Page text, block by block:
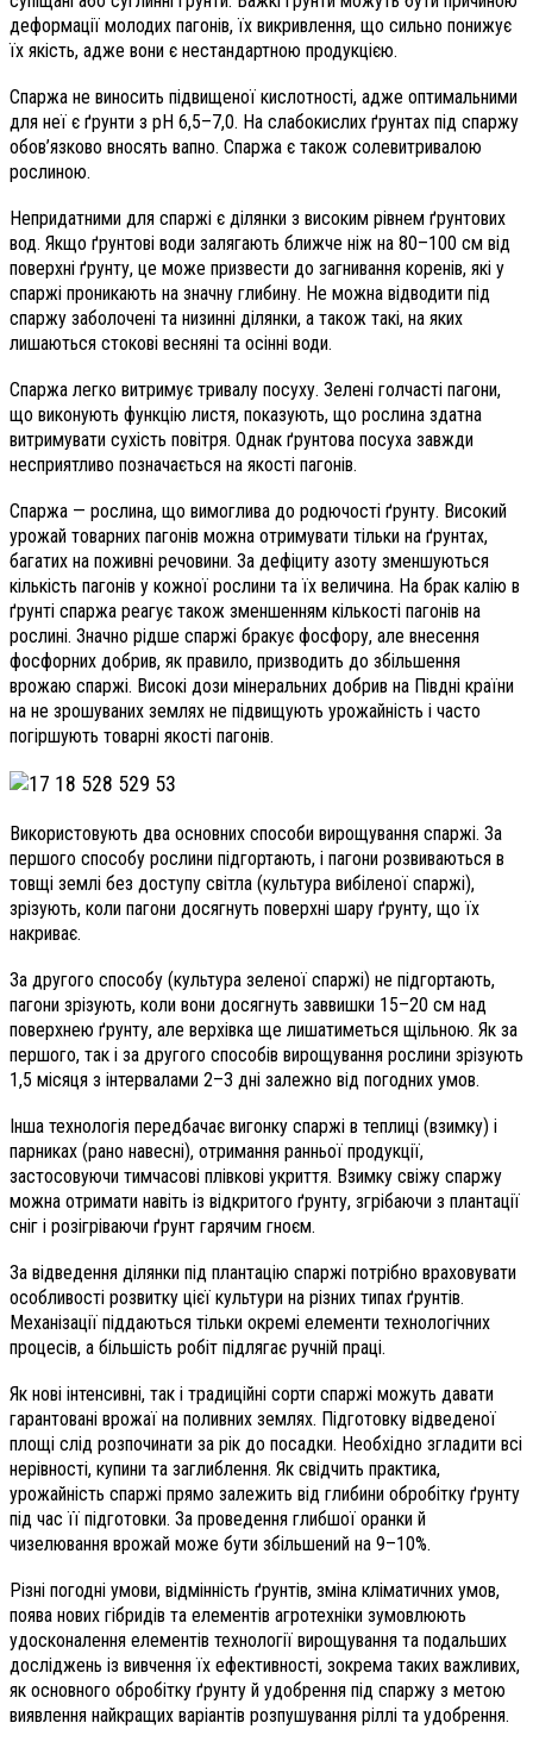
деформації молодих пагонів, їх викривлення, що сильно понижує
їх якість, адже вони є нестандартною продукцією.
Спаржа не виносить підвищеної кислотності, адже оптимальними
для неї є ґрунти з pH 6,5–7,0. На слабокислих ґрунтах під спаржу
обов’язково вносять вапно. Спаржа є також солевитривалою
рослиною.
Непридатними для спаржі є ділянки з високим рівнем ґрунтових
вод. Якщо ґрунтові води залягають ближче ніж на 80–100 см від
поверхні ґрунту, це може призвести до загнивання коренів, які у
спаржі проникають на значну глибину. Не можна відводити під
спаржу заболочені та низинні ділянки, а також такі, на яких
лишаються стокові весняні та осінні води.
Спаржа легко витримує тривалу посуху. Зелені голчасті пагони,
що виконують функцію листя, показують, що рослина здатна
витримувати сухість повітря. Однак ґрунтова посуха завжди
несприятливо позначається на якості пагонів.
Спаржа — рослина, що вимоглива до родючості ґрунту. Високий
урожай товарних пагонів можна отримувати тільки на ґрунтах,
багатих на поживні речовини. За дефіциту азоту зменшуються
кількість пагонів у кожної рослини та їх величина. На брак калію в
ґрунті спаржа реагує також зменшенням кількості пагонів на
рослині. Значно рідше спаржі бракує фосфору, але внесення
фосфорних добрив, як правило, призводить до збільшення
врожаю спаржі. Високі дози мінеральних добрив на Півдні країни
на не зрошуваних землях не підвищують урожайність і часто
погіршують товарні якості пагонів.
Використовують два основних способи вирощування спаржі. За
першого способу рослини підгортають, і пагони розвиваються в
товщі землі без доступу світла (культура вибіленої спаржі),
зрізують, коли пагони досягнуть поверхні шару ґрунту, що їх
накриває.
За другого способу (культура зеленої спаржі) не підгортають,
пагони зрізують, коли вони досягнуть заввишки 15–20 см над
поверхнею ґрунту, але верхівка ще лишатиметься щільною. Як за
першого, так і за другого способів вирощування рослини зрізують
1,5 місяця з інтервалами 2–3 дні залежно від погодних умов.
Інша технологія передбачає вигонку спаржі в теплиці (взимку) і
парниках (рано навесні), отримання ранньої продукції,
застосовуючи тимчасові плівкові укриття. Взимку свіжу спаржу
можна отримати навіть із відкритого ґрунту, згрібаючи з плантації
сніг і розігріваючи ґрунт гарячим гноєм.
За відведення ділянки під плантацію спаржі потрібно враховувати
особливості розвитку цієї культури на різних типах ґрунтів.
Механізації піддаються тільки окремі елементи технологічних
процесів, а більшість робіт підлягає ручній праці.
Як нові інтенсивні, так і традиційні сорти спаржі можуть давати
гарантовані врожаї на поливних землях. Підготовку відведеної
площі слід розпочинати за рік до посадки. Необхідно згладити всі
нерівності, купини та заглиблення. Як свідчить практика,
урожайність спаржі прямо залежить від глибини обробітку ґрунту
під час її підготовки. За проведення глибшої оранки й
чизелювання врожай може бути збільшений на 9–10%.
Різні погодні умови, відмінність ґрунтів, зміна кліматичних умов,
поява нових гібридів та елементів агротехніки зумовлюють
удосконалення елементів технології вирощування та подальших
досліджень із вивчення їх ефективності, зокрема таких важливих,
як основного обробітку ґрунту й удобрення під спаржу з метою
виявлення найкращих варіантів розпушування ріллі та удобрення.